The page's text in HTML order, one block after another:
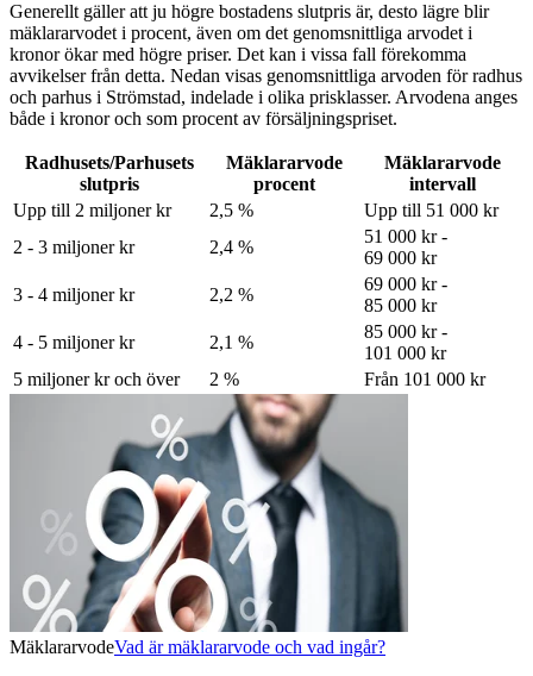
Generellt gäller att ju högre bostadens slutpris är, desto lägre blir
mäklararvodet i procent, även om det genomsnittliga arvodet i
kronor ökar med högre priser. Det kan i vissa fall förekomma
avvikelser från detta. Nedan visas genomsnittliga arvoden förradhus
och parhus i Strömstad, indelade i olika prisklasser. Arvodena anges
både i kronor och som procent av försäljningspriset.
Radhusets/Parhusets
slutpris
Mäklararvode
procent
Mäklararvode
intervall
Upp till 2 miljoner kr
2,5 %
Upp till 51 000 kr
2 - 3 miljoner kr
2,4 %
51 000 kr -
69 000 kr
3 - 4 miljoner kr
2,2 %
69 000 kr -
85 000 kr
4 - 5 miljoner kr
2,1 %
85 000 kr -
101 000 kr
5 miljoner kr och över
2 % Från 101 000 kr
MäklararvodeVad är mäklararvode och vad ingår?